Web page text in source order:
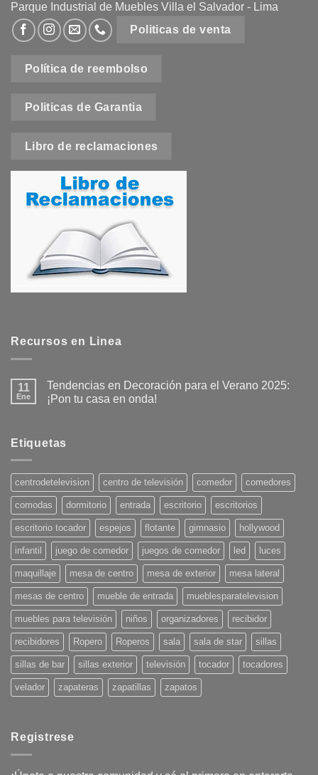
Parque Industrial de Muebles Villa el Salvador - Lima
Politicas de venta
Política de reembolso
Politicas de Garantia
Libro de reclamaciones
Recursos en Linea
11
Ene
Tendencias en Decoración para el Verano 2025:
¡Pon tu casa en onda!
en
Tendencias
para
el
Verano
2025:
¡Pon
tu
casa
en
onda!
Etiquetas
centrodetelevision centro de televisión comedor comedores
comodas dormitorio entrada escritorio escritorios
escritorio tocador espejos flotante gimnasio hollywood
infantil juego de comedor juegos de comedor led luces
maquillaje mesa de centro mesa de exterior mesa lateral
mesas de centro mueble de entrada mueblesparatelevision
muebles para televisión niños organizadores recibidor
recibidores Ropero Roperos sala sala de star sillas
sillas de bar sillas exterior televisión tocador tocadores
velador zapateras zapatillas zapatos
Registrese